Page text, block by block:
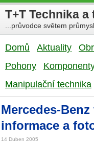
T+T Technika a
...průvodce světem
Domů Aktuality
Pohony
Manipulační technika
Mercedes-
informace a
14 Duben 2005